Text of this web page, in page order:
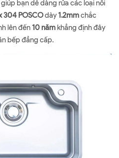
bạn dễ dàng rửa các loại nồi
304 POSCOdày1.2mmchắc
lên đến10 nămkhẳng định đây
bếp đẳng cấp.